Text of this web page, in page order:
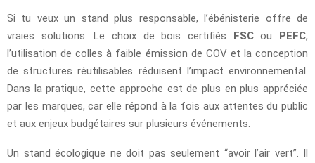
Si tu veux un stand plus responsable, l’ébénisterie offre de
vraies solutions. Le choix de bois certifiés FSCou PEFC,
l’utilisation de colles à faible émission de COV et la conception
de structures réutilisables réduisent l’impact environnemental.
Dans la pratique, cette approche est de plus en plus appréciée
par les marques, car elle répond à la fois aux attentes du public
et aux enjeux budgétaires sur plusieurs événements.
Un stand écologique ne doit pas seulement “avoir l’air vert”. Il